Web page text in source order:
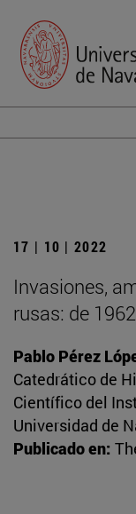
17 | 10 | 2022
Invasiones,
rusas: de
Pablo Pérez
Catedrático de
Científico del
Universidad de
Publicado en: